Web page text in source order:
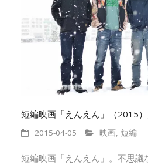
短編映画「えんえん」（2015
2015-04-05 映画, 短編
短編映画「えんえん」。不思議